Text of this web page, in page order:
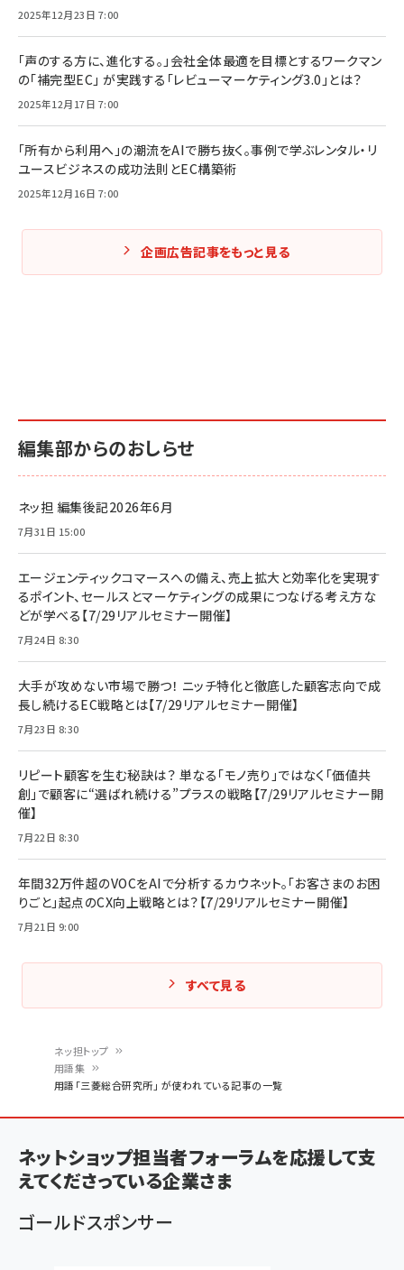
ン
く
ず
ネッ担トップ
用語集
用語「三菱総合研究所」 が使われている記事の一覧
2025年12月23日 7:00
「声のする方に、進化する。」会社全体最適を目標とするワークマン
の「補完型EC」 が実践する「レビューマーケティング3.0」とは？
2025年12月17日 7:00
「所有から利用へ」の潮流をAIで勝ち抜く。事例で学ぶレンタル・リ
ユースビジネスの成功法則とEC構築術
2025年12月16日 7:00
企画広告記事をもっと見る
編集部からのおしらせ
ネッ担 編集後記2026年6月
7月31日 15:00
エージェンティックコマースへの備え、売上拡大と効率化を実現す
るポイント、セールスとマーケティングの成果につなげる考え方な
どが学べる【7/29リアルセミナー開催】
7月24日 8:30
大手が攻めない市場で勝つ！ ニッチ特化と徹底した顧客志向で成
長し続けるEC戦略とは【7/29リアルセミナー開催】
7月23日 8:30
リピート顧客を生む秘訣は？ 単なる「モノ売り」ではなく「価値共
創」で顧客に“選ばれ続ける”プラスの戦略【7/29リアルセミナー開
催】
7月22日 8:30
年間32万件超のVOCをAIで分析するカウネット。「お客さまのお困
りごと」起点のCX向上戦略とは？【7/29リアルセミナー開催】
7月21日 9:00
すべて見る
ネットショップ担当者フォーラムを応援して支
えてくださっている企業さま
ゴールドスポンサー